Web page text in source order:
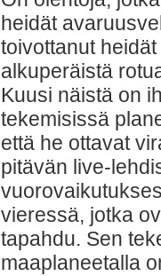
heidät
toivottanut
alkuperäistä
Kuusi näistä on
tekemisissä
että he ottavat
pitävän live-
vieressä, jotka
tapahdu. Sen
maaplaneetalla